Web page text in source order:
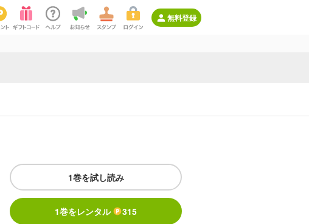
無料登録
1巻を試し読み
1巻をレンタル 315